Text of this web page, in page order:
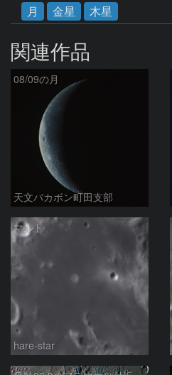
月
金星 木星
関連作品
08/09の月
天文バカボン町田支部
マルト
hare-star